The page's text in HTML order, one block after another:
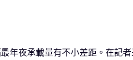
年夜承載量有不小差距。在記